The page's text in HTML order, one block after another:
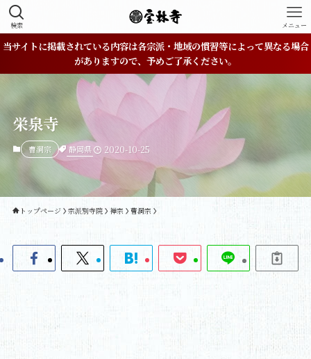
検索 メニュー
当サイトに掲載されている内容は各宗派・地域の慣習等によって異なる場合
がありますので、予めご了承ください。
栄泉寺
曹洞宗 静岡県 2020-10-25
トップページ 宗派別寺院 禅宗 曹洞宗